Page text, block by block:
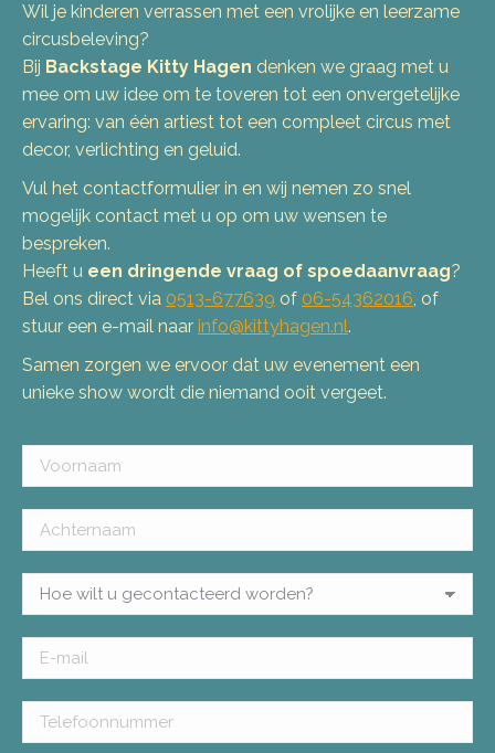
Wil je kinderen verrassen met een vrolijke en leerzame
circusbeleving?
Bij Backstage Kitty Hagen denken we graag met u
mee om uw idee om te toveren tot een onvergetelijke
ervaring: van één artiest tot een compleet circus met
decor, verlichting en geluid.
Vul het contactformulier in en wij nemen zo snel
mogelijk contact met u op om uw wensen te
bespreken.
Heeft u een dringende vraag of spoedaanvraag?
Bel ons direct via 0513-677639 of 06-54362016, of
stuur een e-mail naar info@kittyhagen.nl.
Samen zorgen we ervoor dat uw evenement een
unieke show wordt die niemand ooit vergeet.